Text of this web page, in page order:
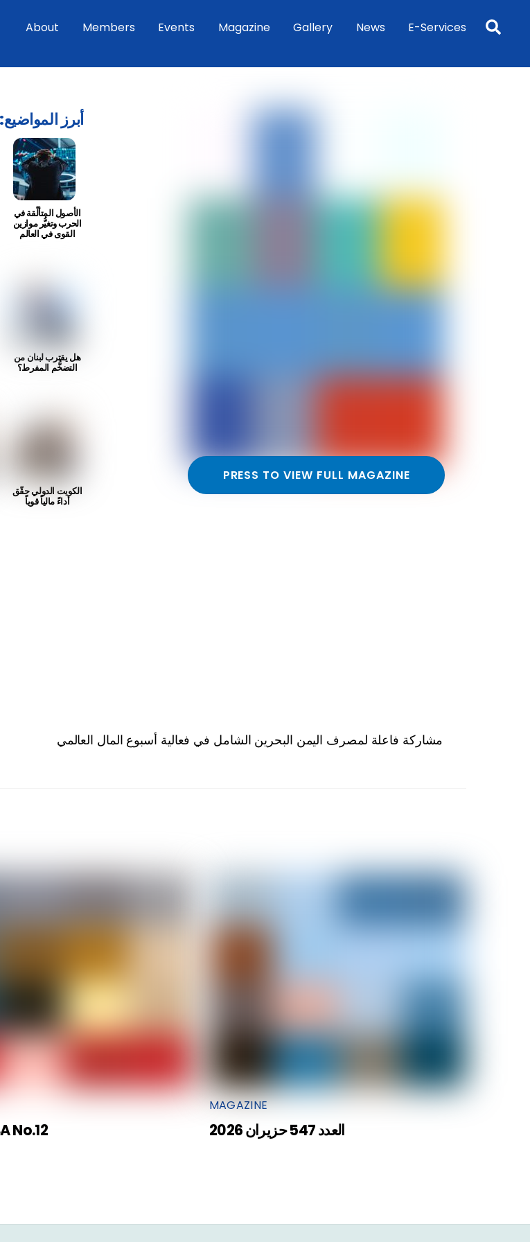
About Members Events Magazine Gallery News E-Services
:أبرز المواضيع
الأصول المتألّقة في
الحرب وتغيُّر موازين
القوى في العالم
هل يقترب لبنان من
التضخُّم المفرط؟
الكويت الدولي حقّق
أداءً مالياً قوياً
PRESS TO VIEW FULL MAGAZINE
مشاركة فاعلة لمصرف اليمن البحرين الشامل في فعالية أسبوع المال العالمي
No.12
MAGAZINE
العدد 547 حزيران 2026